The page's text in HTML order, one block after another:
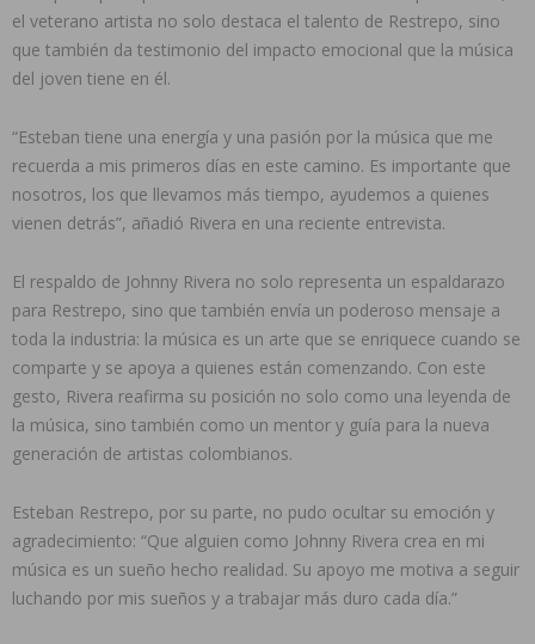
el veterano artista no solo destaca el talento de Restrepo, sino
que también da testimonio del impacto emocional que la música
del joven tiene en él.
“Esteban tiene una energía y una pasión por la música que me
recuerda a mis primeros días en este camino. Es importante que
nosotros, los que llevamos más tiempo, ayudemos a quienes
vienen detrás”, añadió Rivera en una reciente entrevista.
El respaldo de Johnny Rivera no solo representa un espaldarazo
para Restrepo, sino que también envía un poderoso mensaje a
toda la industria: la música es un arte que se enriquece cuando se
comparte y se apoya a quienes están comenzando. Con este
gesto, Rivera reafirma su posición no solo como una leyenda de
la música, sino también como un mentor y guía para la nueva
generación de artistas colombianos.
Esteban Restrepo, por su parte, no pudo ocultar su emoción y
agradecimiento: “Que alguien como Johnny Rivera crea en mi
música es un sueño hecho realidad. Su apoyo me motiva a seguir
luchando por mis sueños y a trabajar más duro cada día.”